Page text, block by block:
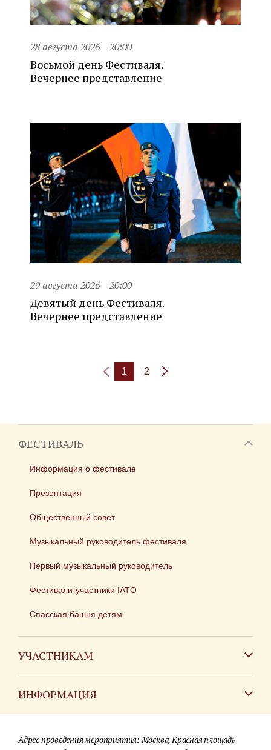
28 августа 2026 20:00
Восьмой день Фестиваля.
Вечернее представление
29 августа 2026 20:00
Девятый день Фестиваля.
Вечернее представление
1 2
ФЕСТИВАЛЬ
Информация о фестивале
Презентация
Общественный совет
Музыкальный руководитель фестиваля
Первый музыкальный руководитель
Фестивали-участники IATO
Спасская башня детям
УЧАСТНИКАМ
ИНФОРМАЦИЯ
Для СМИ
Адрес проведения мероприятия: Москва, Красная площадь